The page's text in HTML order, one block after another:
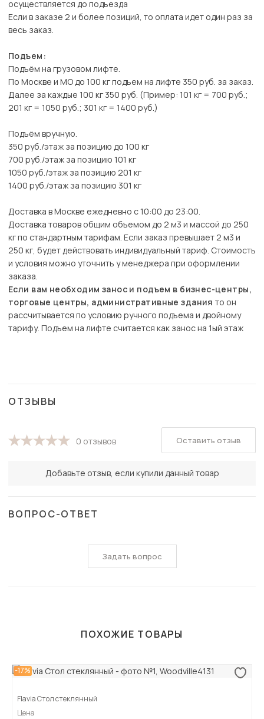
осуществляется до подъезда
Если в заказе 2 и более позиций, то оплата идет один раз за
весь заказ.
Подъем:
Подъём на грузовом лифте.
По Москве и МО до 100 кг подъем на лифте 350 руб. за заказ.
Далее за каждые 100 кг 350 руб. (Пример: 101 кг = 700 руб.;
201 кг = 1050 руб.; 301 кг = 1400 руб.)
Подъём вручную.
350 руб./этаж за позицию до 100 кг
700 руб./этаж за позицию 101 кг
1050 руб./этаж за позицию 201 кг
1400 руб./этаж за позицию 301 кг
Доставка в Москве ежедневно с 10:00 до 23:00.
Доставка товаров общим объемом до 2 м3 и массой до 250
кг по стандартным тарифам. Если заказ превышает 2 м3 и
250 кг, будет действовать индивидуальный тариф. Стоимость
и условия можно уточнить у менеджера при оформлении
заказа.
Если вам необходим занос и подъем в бизнес-центры,
торговые центры, административные здания то он
рассчитывается по условию ручного подъема и двойному
тарифу. Подъем на лифте считается как занос на 1ый этаж
ОТЗЫВЫ
0 отзывов
Добавьте отзыв, если купили данный товар
Оставить отзыв
ВОПРОС-ОТВЕТ
Задать вопрос
ПОХОЖИЕ ТОВАРЫ
-17%
Flavia Стол стеклянный
Цена